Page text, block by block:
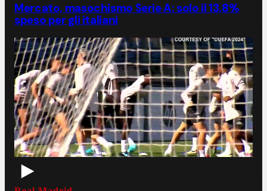
Mercato, masochismo Serie A: solo il 13,8%
speso per gli italiani